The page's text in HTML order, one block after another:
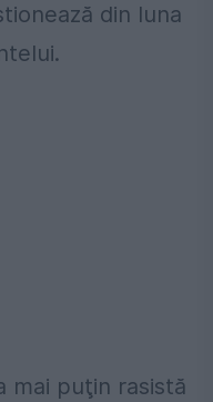
din luna
mai puţin rasistă